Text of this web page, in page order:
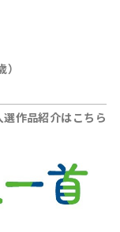
選作品紹介はこちら